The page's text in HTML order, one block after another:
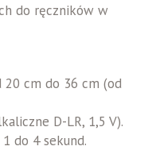
do ręczników w
20 cm do 36 cm (od
D-LR, 1,5 V).
do 4 sekund.